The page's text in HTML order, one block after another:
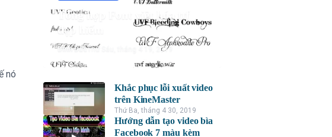
nó
Tổng hợp Font việt hóa ttf
đẹp hiếm
Đình ĐứcThứ Sáu, tháng 4 19, 2019
Khắc phục lỗi xuất video
trên KineMaster
Thứ Ba, tháng 4 30, 2019
Hướng dẫn tạo video bìa
Facebook 7 màu kèm